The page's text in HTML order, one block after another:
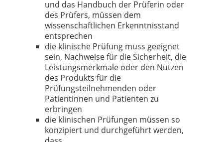
und das Handbuch der Prüferin oder
des Prüfers, müssen dem
wissenschaftlichen Erkenntnisstand
entsprechen
die klinische Prüfung muss geeignet
sein, Nachweise für die Sicherheit, die
Leistungsmerkmale oder den Nutzen
des Produkts für die
Prüfungsteilnehmenden oder
Patientinnen und Patienten zu
erbringen
die klinischen Prüfungen müssen so
konzipiert und durchgeführt werden,